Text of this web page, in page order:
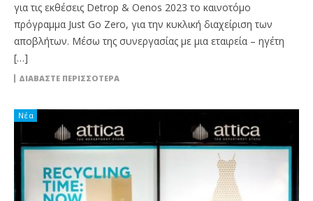
για τις εκθέσεις Detrop & Oenos 2023 το καινοτόμο
πρόγραμμα Just Go Zero, για την κυκλική διαχείριση των
αποβλήτων. Μέσω της συνεργασίας με μια εταιρεία – ηγέτη
[…]
ΔΙΑΒΆΣΤΕ ΠΕΡΙΣΣΌΤΕΡΑ
Νέα